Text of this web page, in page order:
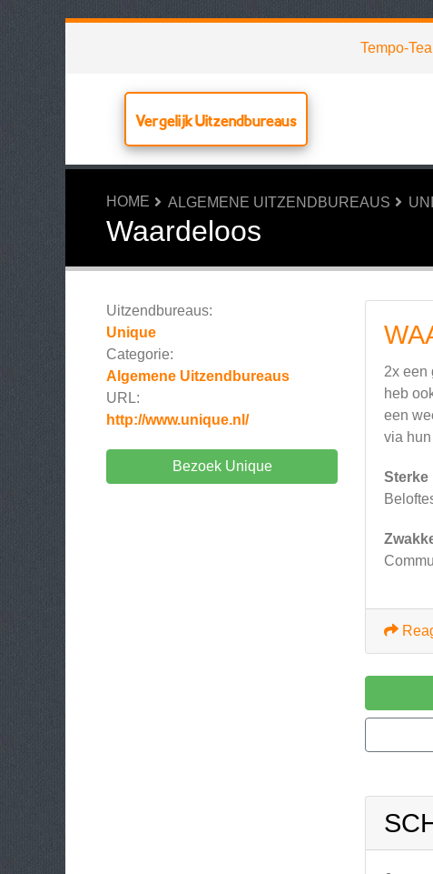
Tempo-
Vergelijk Uitzendbureaus
HOME ALGEMENE UITZENDBUREAUS
Waardeloos
Uitzendbureaus:
Unique
Categorie:
Algemene Uitzendbureaus
URL:
http://www.unique.nl/
Bezoek Unique
2x een
heb
een
via
Sterke